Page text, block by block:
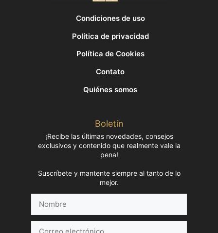
Condiciones de uso
Política de privacidad
Política de Cookies
Contato
Quiénes somos
Boletín
¡Recibe las últimas novedades, consejos
exclusivos y contenido que realmente vale la
pena!
Suscríbete y mantente siempre al tanto de lo
mejor.